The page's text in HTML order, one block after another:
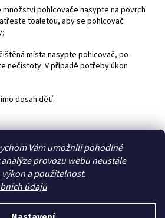
Vám umožnili pohodlné
provozu webu neustále
a použitelnost.
údajů
množství pohlcovače nasypte na povrch
toaletou, aby se pohlcovač
místa nasypte pohlcovač, po
nečistoty. V případě potřeby úkon
dosah dětí.
Heureka.cz